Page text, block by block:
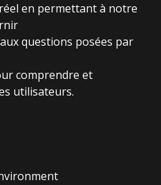
en permettant à notre
questions posées par
comprendre et
utilisateurs.